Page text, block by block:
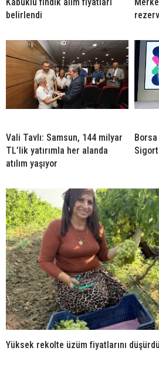
belirlendi
Vali Tavlı: Samsun, 144 milyar
TL’lik yatırımla her alanda
atılım yaşıyor
Yüksek rekolte üzüm fiyatlarını düşürdü